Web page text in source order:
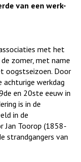
van een werk-
met het
zomer, met name
oogstseizoen. Door
achturige werkdag
en 20ste eeuw in
is in de
in de
Jan Toorop (1858-
strandgangers van